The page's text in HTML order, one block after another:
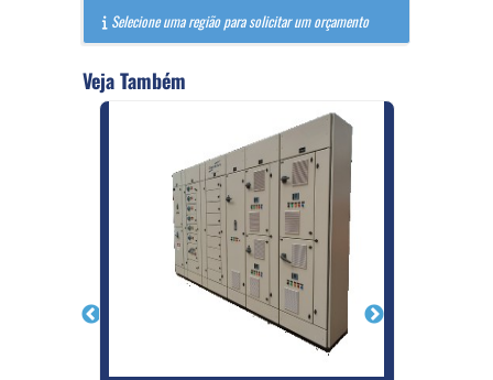
Selecione uma região para solicitar um orçamento
Veja Também